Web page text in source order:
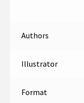
Authors
Illustrator
Format